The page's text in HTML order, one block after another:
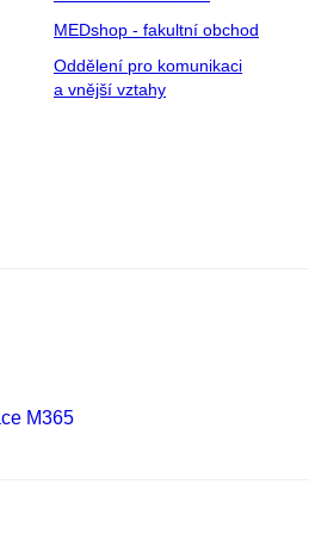
MEDshop - fakultní obchod
Oddělení pro komunikaci
a vnější vztahy
M365